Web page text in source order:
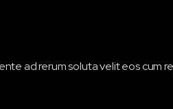
ad rerum soluta velit eos cum